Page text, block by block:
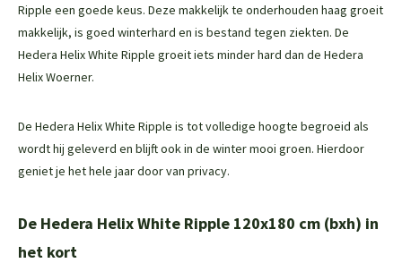
Ripple een goede keus. Deze makkelijk te onderhouden haag groeit
makkelijk, is goed winterhard en is bestand tegen ziekten. De
Hedera Helix White Ripple groeit iets minder hard dan de Hedera
Helix Woerner.
De Hedera Helix White Ripple is tot volledige hoogte begroeid als
wordt hij geleverd en blijft ook in de winter mooi groen. Hierdoor
geniet je het hele jaar door van privacy.
De Hedera Helix White Ripple 120x180 cm (bxh) in
het kort